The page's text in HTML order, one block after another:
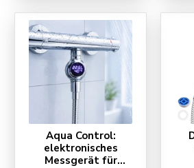
Aqua Control:
elektronisches
Messgerät für